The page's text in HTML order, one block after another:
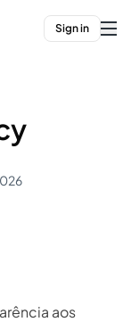
Sign in
aos